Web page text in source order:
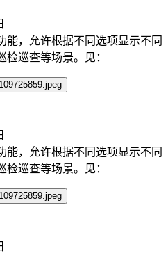
能，允许根据不同选项显示不同
巡查等场景。见：
能，允许根据不同选项显示不同
巡查等场景。见：